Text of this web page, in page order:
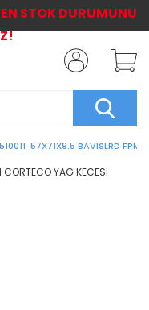
57X71X9.5 BAVISLRD FPM
STOK DURUMUNU